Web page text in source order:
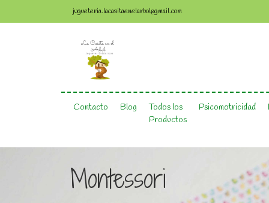
jugueteria.lacasitaenelarbol@gmail.com
Contacto Blog
Todos los
Productos
Psicomotricidad
Montessori